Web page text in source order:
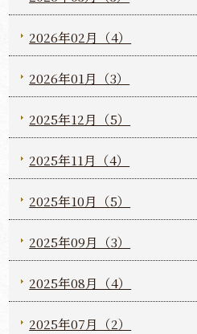
2026年02月（4）
2026年01月（3）
2025年12月（5）
2025年11月（4）
2025年10月（5）
2025年09月（3）
2025年08月（4）
2025年07月（2）